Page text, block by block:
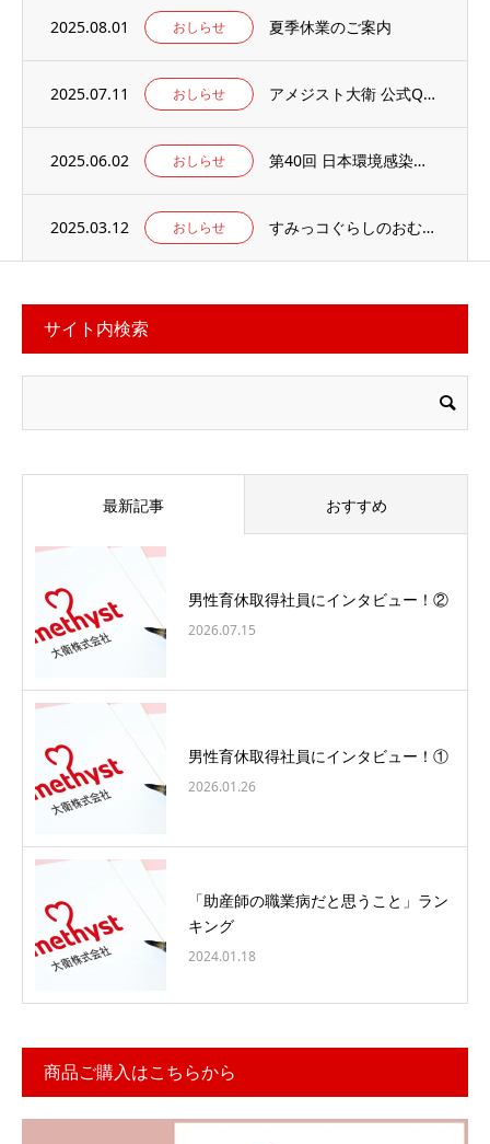
2025.08.01 おしらせ 夏季休業のご案内
2025.07.11 おしらせ アメジスト大衛 公式Qoo10店 がオープンしました
2025.06.02 おしらせ 第40回 日本環境感染学会総会・学術集会の併設展示ブースに出展いたします。
2025.03.12 おしらせ すみっコぐらしのおむつ替えマット 当社楽天ECサイトでお取り扱い中
サイト内検索
最新記事 おすすめ
男性育休取得社員にインタビュー！②
2026.07.15
男性育休取得社員にインタビュー！①
2026.01.26
「助産師の職業病だと思うこと」ラン
キング
2024.01.18
商品ご購入はこちらから